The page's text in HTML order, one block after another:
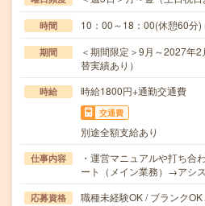
時間 10：00～18：00(休憩60分)
期間
＜期間限定＞9月～2027年
替実績あり）
時給 時給1800円+通勤交通費
交通費
別途全額支給あり
仕事内容
・運営マニュアルや打ち合
ート（メイン業務）→アシ
応募資格
職種未経験OK / ブランク